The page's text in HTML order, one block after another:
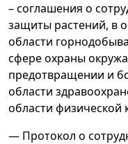
– соглашения о
защиты растений, в
области
сфере охраны
предотвращении и
области
области физической
— Протокол о